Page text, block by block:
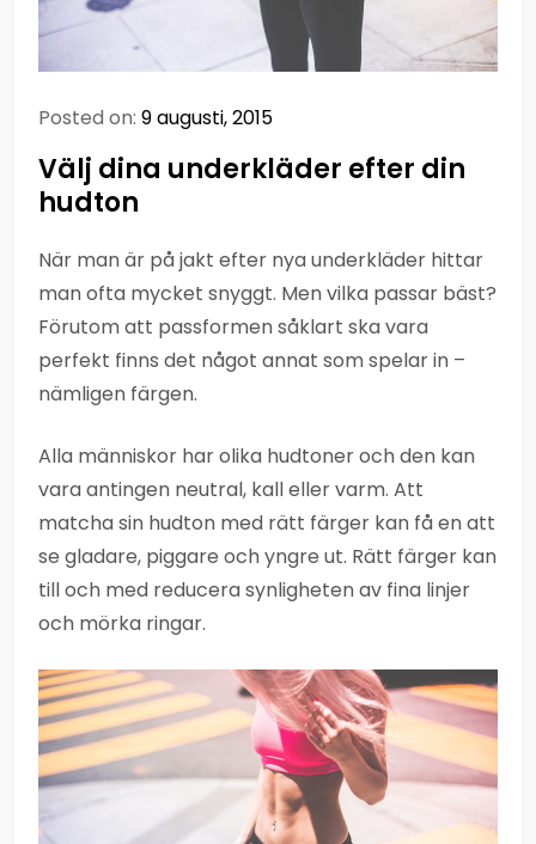
Posted on: 9 augusti, 2015
Välj dina underkläder efter din
hudton
När man är på jakt efter nya underkläder hittar
man ofta mycket snyggt. Men vilka passar bäst?
Förutom att passformen såklart ska vara
perfekt finns det något annat som spelar in –
nämligen färgen.
Alla människor har olika hudtoner och den kan
vara antingen neutral, kall eller varm. Att
matcha sin hudton med rätt färger kan få en att
se gladare, piggare och yngre ut. Rätt färger kan
till och med reducera synligheten av fina linjer
och mörka ringar.